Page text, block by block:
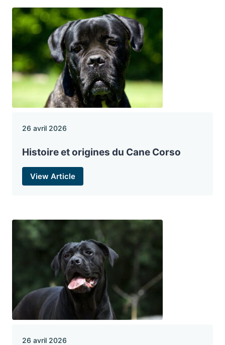
26 avril 2026
Histoire et origines du Cane Corso
View Article
26 avril 2026